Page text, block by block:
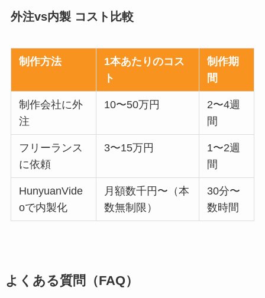
外注vs内製 コスト比較
制作方法
1本あたりのコス
ト
制作期
間
制作会社に外
注
10〜50万円
2〜4週
間
フリーランス
に依頼
3〜15万円
1〜2週
間
HunyuanVide
oで内製化
月額数千円〜（本
数無制限）
30分〜
数時間
よくある質問（FAQ）